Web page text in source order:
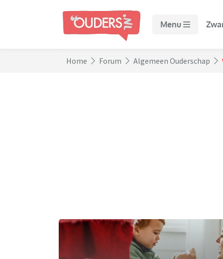
Menu
Home Forum Algemeen Ouderschap